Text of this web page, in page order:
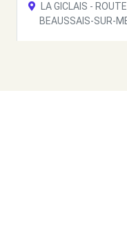
LA GICLAIS -
BEAUSSAIS-SUR-